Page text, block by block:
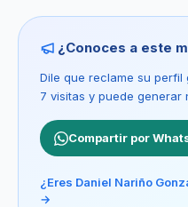
¿Conoces a este
Dile que reclame su perfil
7 visitas y puede generar
Compartir por
¿Eres Daniel Nariño
→